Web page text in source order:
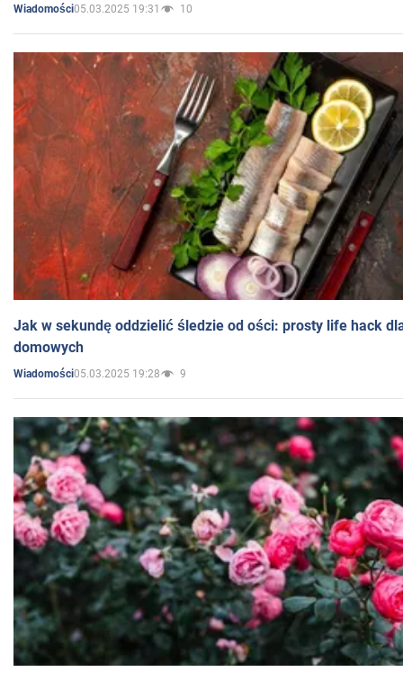
Wiadomości05.03.2025 19:31 10
Jak w sekundę oddzielić śledzie od ości: prosty life hack
domowych
Wiadomości05.03.2025 19:28 9